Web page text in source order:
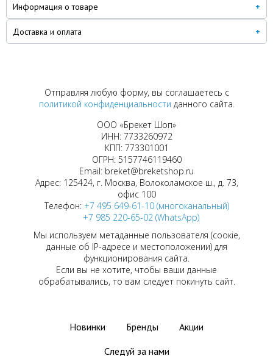
Информация о товаре
Доставка и оплата
Отправляя любую форму, вы соглашаетесь с
политикой конфиденциальности данного сайта.
ООО «Брекет Шоп»
ИНН: 7733260972
КПП: 773301001
ОГРН: 5157746119460
Email: breket@breketshop.ru
Адрес: 125424, г. Москва, Волоколамское ш., д. 73,
офис 100
Телефон: +7 495 649-61-10 (многоканальный)
+7 985 220-65-02 (WhatsApp)
Мы используем метаданные пользователя (соокіе,
данные об IP-адресе и местоположении) для
функционирования сайта.
Если вы не хотите, чтобы ваши данные
обрабатывались, то вам следует покинуть сайт.
Новинки Бренды
Акции
Следуй за нами